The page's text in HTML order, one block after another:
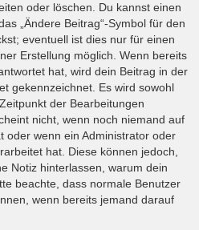
oder löschen. Du kannst einen
„Ändere Beitrag“-Symbol für den
eventuell ist dies nur für einen
Erstellung möglich. Wenn bereits
hat, wird dein Beitrag in der
gekennzeichnet. Es wird sowohl
der Bearbeitungen
nicht, wenn noch niemand auf
oder wenn ein Administrator oder
hat. Diese können jedoch,
Notiz hinterlassen, warum dein
beachte, dass normale Benutzer
wenn bereits jemand darauf